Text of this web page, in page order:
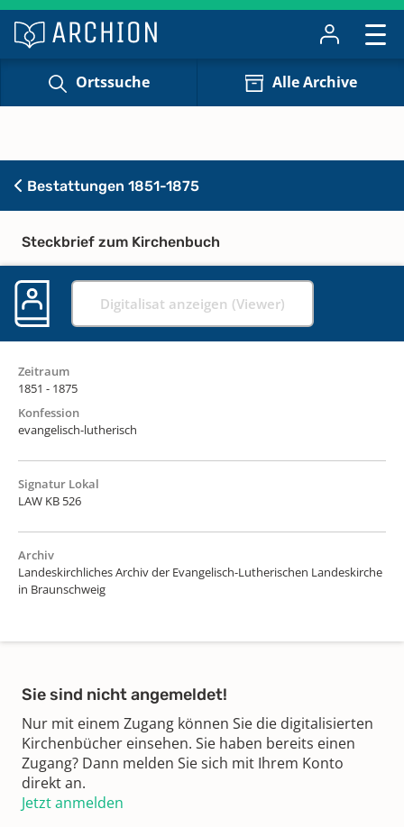
Ortssuche Alle Archive
Bestattungen 1851-1875
Steckbrief zum Kirchenbuch
Digitalisat anzeigen (Viewer)
Zeitraum
1851 - 1875
Konfession
evangelisch-lutherisch
Signatur Lokal
LAW KB 526
Archiv
Landeskirchliches Archiv der Evangelisch-Lutherischen Landeskirche
in Braunschweig
Sie sind nicht angemeldet!
Nur mit einem Zugang können Sie die digitalisierten
Kirchenbücher einsehen. Sie haben bereits einen
Zugang? Dann melden Sie sich mit Ihrem Konto
direkt an.
Jetzt anmelden